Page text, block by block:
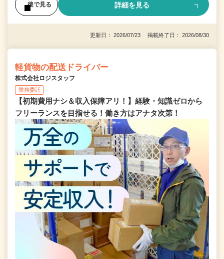
後で見る 詳細を見る
更新日： 2026/07/23 掲載終了日： 2026/08/30
軽貨物の配送ドライバー
株式会社ロジスタッフ
業務委託
【初期費用ナシ＆収入保障アリ！】経験・知識ゼロから
フリーランスを目指せる！働き方はアナタ次第！